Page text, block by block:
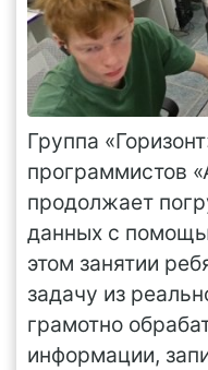
Группа
программистов
продолжает
данных с
этом занятии
задачу из
грамотно
информации,